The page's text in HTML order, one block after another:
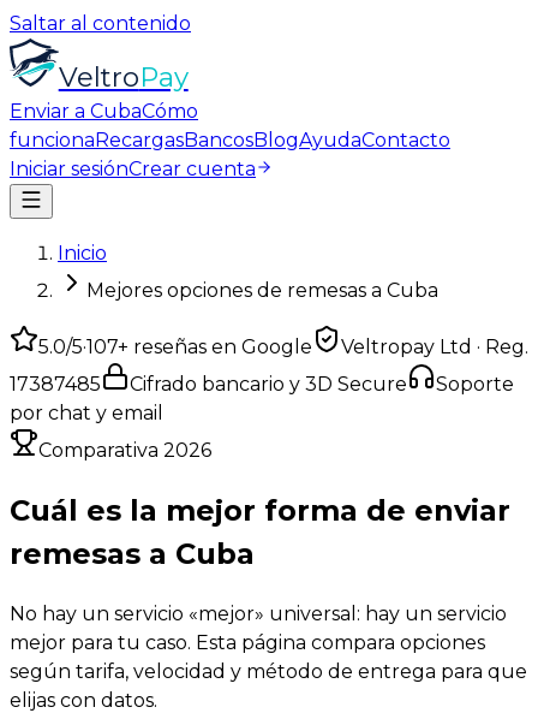
Saltar al contenido
VeltroPay
Enviar a CubaCómo
funcionaRecargasBancosBlogAyudaContacto
Iniciar sesiónCrear cuenta
Inicio
Mejores opciones de remesas a Cuba
5.0/5·107+ reseñas en Google
Veltropay Ltd · Reg.
17387485
Cifrado bancario y 3D Secure
Soporte
por chat y email
Comparativa 2026
Cuál es la mejor forma de enviar
remesas a Cuba
No hay un servicio «mejor» universal: hay un servicio
mejor para tu caso. Esta página compara opciones
según tarifa, velocidad y método de entrega para que
elijas con datos.